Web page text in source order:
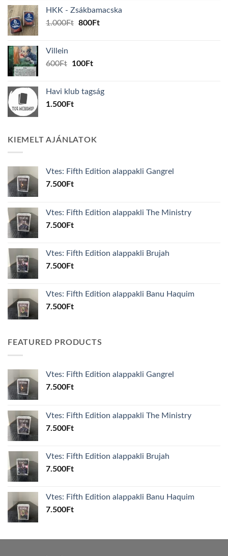
160Ft.150Ft.
HKK - Zsákbamacska
1.000Ft Original
800FtCurrent
Villein
600Ft
Original
600Ft.
100FtCurrent
100Ft.
Havi klub tagság
1.500Ft
KIEMELT AJÁNLATOK
Vtes: Fifth Edition alappakli Gangrel
7.500Ft
Vtes: Fifth Edition alappakli The Ministry
7.500Ft
Vtes: Fifth Edition alappakli Brujah
7.500Ft
Vtes: Fifth Edition alappakli Banu Haquim
7.500Ft
FEATURED PRODUCTS
Vtes: Fifth Edition alappakli Gangrel
7.500Ft
Vtes: Fifth Edition alappakli The Ministry
7.500Ft
Vtes: Fifth Edition alappakli Brujah
7.500Ft
Vtes: Fifth Edition alappakli Banu Haquim
7.500Ft